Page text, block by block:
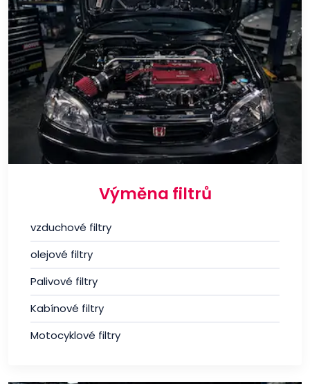
Výměna filtrů
vzduchové filtry
olejové filtry
Palivové filtry
Kabínové filtry
Motocyklové filtry